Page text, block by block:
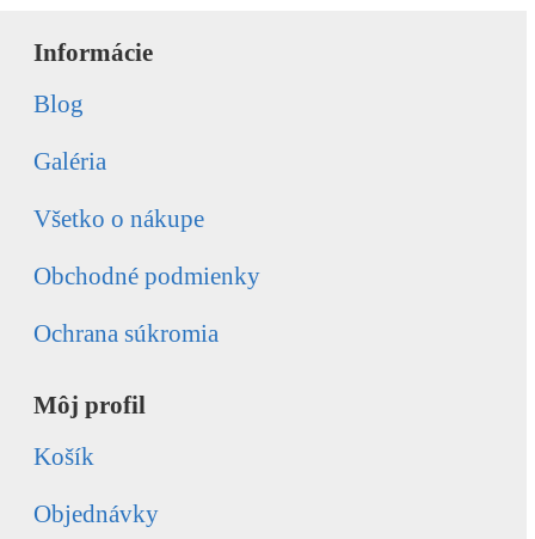
Informácie
Blog
Galéria
Všetko o nákupe
Obchodné podmienky
Ochrana súkromia
Môj profil
Košík
Objednávky